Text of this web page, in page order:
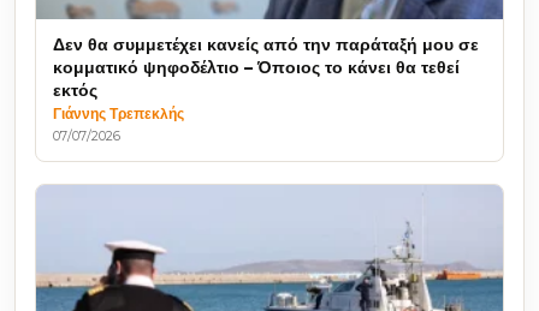
Δεν θα συμμετέχει κανείς από την παράταξή μου σε
κομματικό ψηφοδέλτιο – Όποιος το κάνει θα τεθεί
εκτός
Γιάννης Τρεπεκλής
07/07/2026